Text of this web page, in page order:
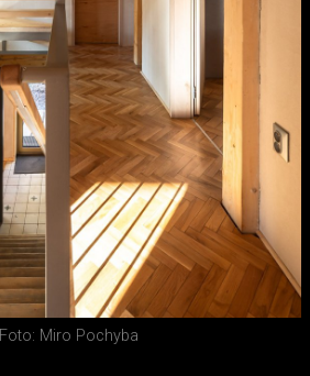
Foto: Miro Pochyba